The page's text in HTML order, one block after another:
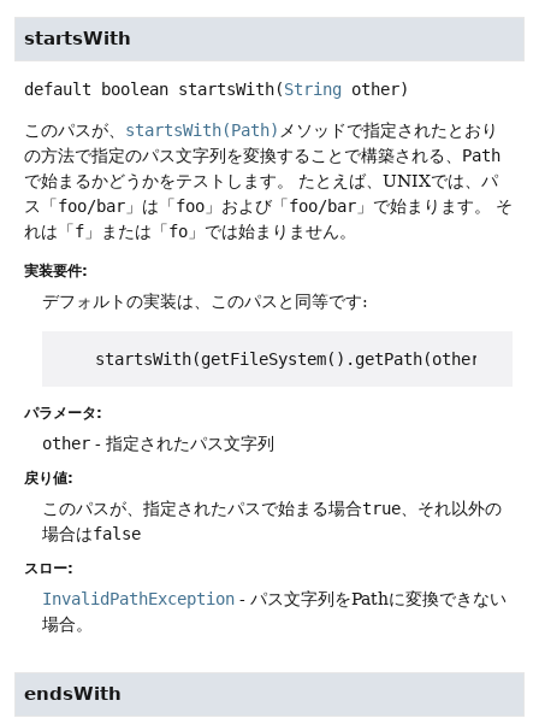
startsWith
default boolean startsWith(String other)
このパスが、 startsWith(Path) メソッドで指定されたとおり
の方法で指定のパス文字列を変換することで構築される、 Path
で始まるかどうかをテストします。
たとえば、UNIXでは、パ
ス「foo/bar 」は「foo 」および「foo/bar 」で始まります。
そ
れは「f 」または「fo 」では始まりません。
実装要件:
デフォルトの実装は、このパスと同等です:
パラメータ:
other - 指定されたパス文字列
戻り値:
このパスが、指定されたパスで始まる場合true 、それ以外の
場合はfalse
スロー:
InvalidPathException - パス文字列をPathに変換できない
場合。
endsWith